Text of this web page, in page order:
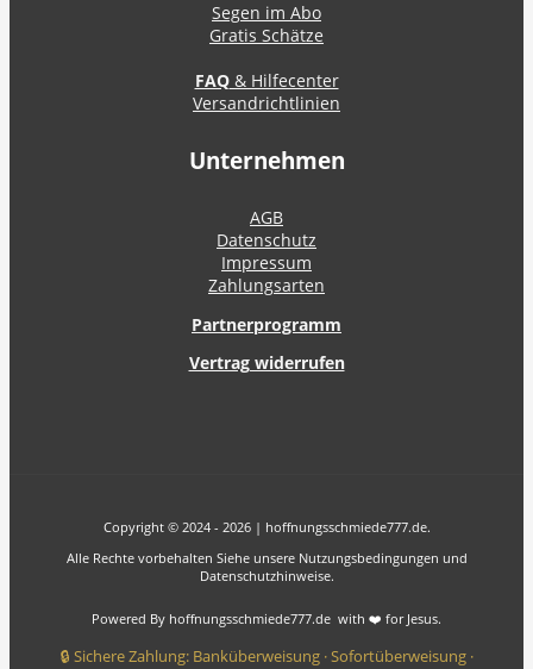
Segen im Abo
Gratis Schätze
FAQ& Hilfecenter
Versandrichtlinien
Unternehmen
AGB
Datenschutz
Impressum
Zahlungsarten
Partnerprogramm
Vertrag widerrufen
Copyright © 2024 - 2026 | hoffnungsschmiede777.de.
Alle Rechte vorbehalten Siehe unsere Nutzungsbedingungen und
Datenschutzhinweise.
Powered By hoffnungsschmiede777.de with ❤️ for Jesus.
🔒 Sichere Zahlung: Banküberweisung · Sofortüberweisung ·